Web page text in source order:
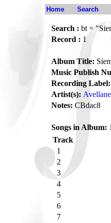
Home Search
Search : bt =
Record : 1
Album Title:
Music Publish
Recording Label:
Artist(s):
Notes: CBdac8
Songs in Album:
Track
1
2
3
4
5
6
7